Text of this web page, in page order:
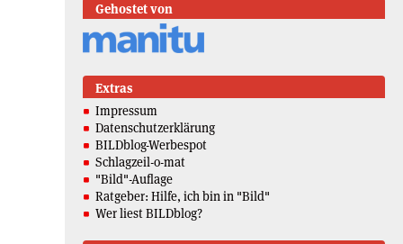
Gehostet von
Extras
Impressum
Datenschutzerklärung
BILDblog-Werbespot
Schlagzeil-o-mat
"Bild"-Auflage
Ratgeber: Hilfe, ich bin in "Bild"
Wer liest BILDblog?